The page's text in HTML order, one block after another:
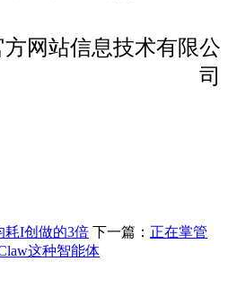
网站信息技术有限公
司
耗I创做的3倍 下一篇： 正在掌管
这种智能体